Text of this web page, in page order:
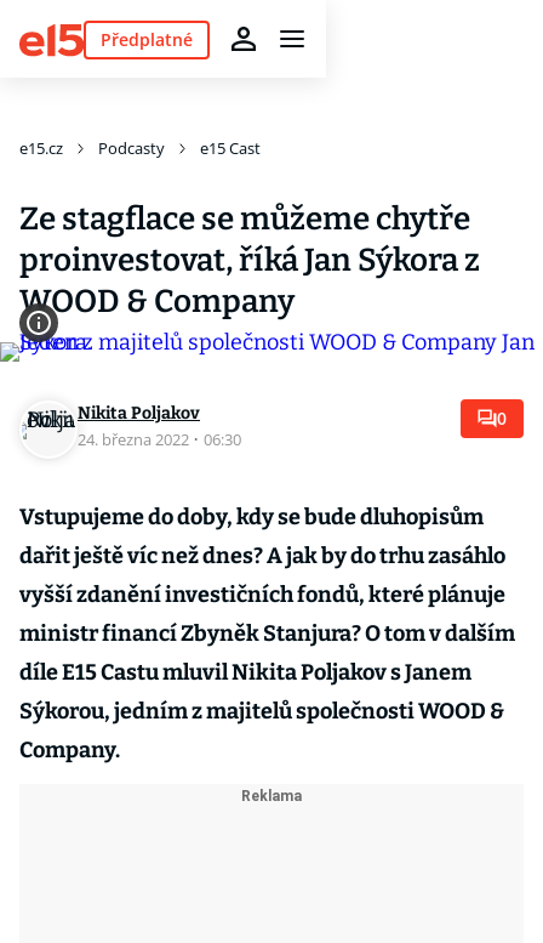
Předplatné
e15.cz Podcasty e15 Cast
Ze stagflace se můžeme chytře
proinvestovat, říká Jan Sýkora z
WOOD & Company
Nikita Poljakov
24. března 2022 · 06:30
0
Vstupujeme do doby, kdy se bude dluhopisům
dařit ještě víc než dnes? A jak by do trhu zasáhlo
vyšší zdanění investičních fondů, které plánuje
ministr financí Zbyněk Stanjura? O tom v dalším
díle E15 Castu mluvil Nikita Poljakov s Janem
Sýkorou, jedním z majitelů společnosti WOOD &
Company.